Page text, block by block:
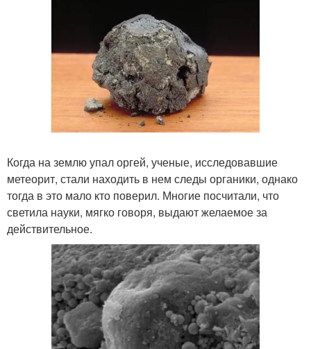
Когда на землю упал оргей, ученые, исследовавшие
метеорит, стали находить в нем следы органики, однако
тогда в это мало кто поверил. Многие посчитали, что
светила науки, мягко говоря, выдают желаемое за
действительное.